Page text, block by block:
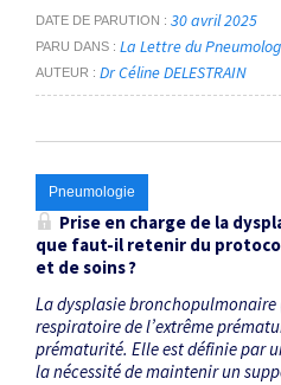
DATE DE PARUTION 30 avril 2025
PARU DANS La Lettre du
AUTEUR Dr Céline DELESTRAIN
Pneumologie
Prise en charge de la
que faut-il ­retenir du
et de soins ?
La dysplasie
respiratoire de l’extrême
prématurité. Elle est définie par
la nécessité de maintenir un